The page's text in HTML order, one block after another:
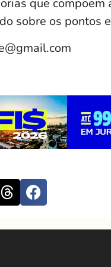
que
sobre os pontos